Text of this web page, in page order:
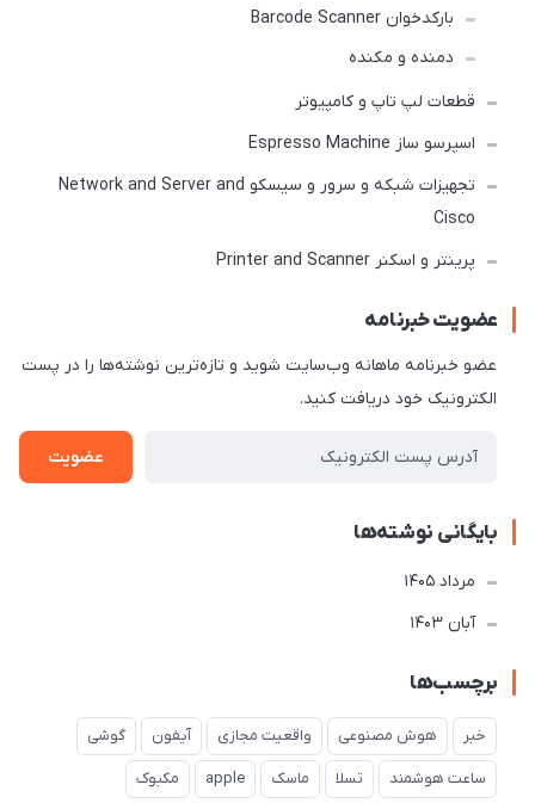
بارکدخوان Barcode Scanner
دمنده و مکنده
قطعات لپ تاپ و کامپیوتر
اسپرسو ساز Espresso Machine
تجهیزات شبکه و سرور و سیسکو Network and Server and
Cisco
پرینتر و اسکنر Printer and Scanner
عضویت خبرنامه
عضو خبرنامه ماهانه وب‌سایت شوید و تازه‌ترین نوشته‌ها را در پست
الکترونیک خود دریافت کنید.
عضویت
بایگانی نوشته‌ها
مرداد 1405
آبان 1403
برچسب‌ها
خبر هوش مصنوعی واقعیت مجازی آیفون گوشی
ساعت هوشمند تسلا ماسک apple مکبوک